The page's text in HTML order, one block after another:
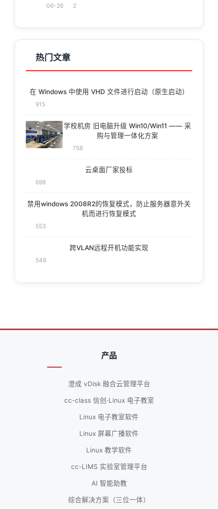
06-26 2
热门文章
在 Windows 中使用 VHD 文件进行启动（原生启动）
915
学校机房 旧电脑升级 Win10/Win11 —— 采
购与管理一体化方案
758
云桌面厂家投标
698
禁用windows 2008R2的恢复模式，防止服务器意外关
机而进行恢复模式
553
跨VLAN远程开机功能实现
548
产品
澄成 vDisk 融合云管理平台
cc-class 信创·Linux 电子教室
Linux 电子教室软件
Linux 屏幕广播软件
Linux 教学软件
cc-LIMS 实验室管理平台
AI 智能助教
综合解决方案（三位一体）